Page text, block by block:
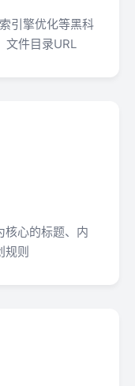
引擎优化等黑科
文件目录URL
核心的标题、内
规则